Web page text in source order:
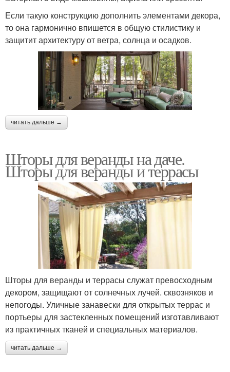
Если такую конструкцию дополнить элементами декора,
то она гармонично впишется в общую стилистику и
защитит архитектуру от ветра, солнца и осадков.
читать дальше →
Шторы для веранды на даче.
Шторы для веранды и террасы
Шторы для веранды и террасы служат превосходным
декором, защищают от солнечных лучей. сквозняков и
непогоды. Уличные занавески для открытых террас и
портьеры для застекленных помещений изготавливают
из практичных тканей и специальных материалов.
читать дальше →